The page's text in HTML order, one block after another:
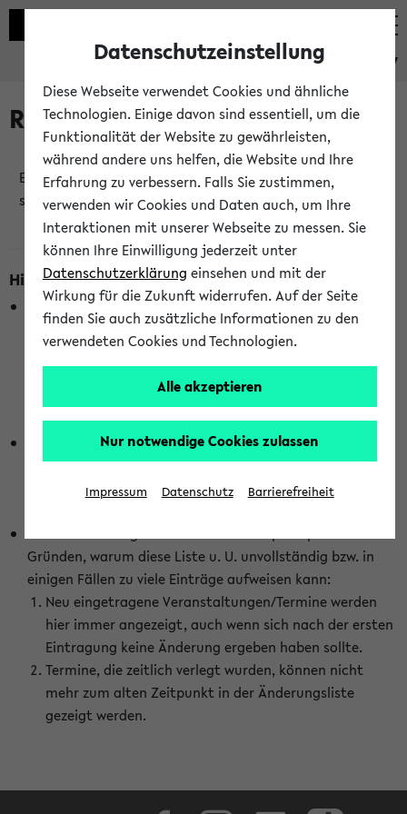
eKVV
Raumänderungen
Es wurden keine Raumänderungen an jetzt
stattfindenden Veranstaltungen gefunden!
Hinweise zur Liste der Raumänderungen
In dieser Liste werden nur Veranstaltungstermine
berücksichtigt, die gerade oder innerhalb der nächsten 2
Stunden stattfinden. Berücksichtigt werden nur Termine,
wurden. Die Anzeige ist semesterübergreifend und nicht
abhängig vom im eKVV gewählten Semester.
Die hier gezeigte Liste von Raumänderungen kann nur
vollständig sein, wenn den Fakultäten von den Lehrenden
die Änderungen zeitnah mitgeteilt und diese Änderungen
Gründen, warum diese Liste u. U. unvollständig bzw. in
einigen Fällen zu viele Einträge aufweisen kann:
Neu eingetragene Veranstaltungen/Termine werden
hier immer angezeigt, auch wenn sich nach der ersten
Eintragung keine Änderung ergeben haben sollte.
Termine, die zeitlich verlegt wurden, können nicht
mehr zum alten Zeitpunkt in der Änderungsliste
gezeigt werden.
Datenschutzeinstellung
Diese Webseite verwendet Cookies und ähnliche
Technologien. Einige davon sind essentiell, um die
Funktionalität der Website zu gewährleisten,
während andere uns helfen, die Website und Ihre
Erfahrung zu verbessern. Falls Sie zustimmen,
verwenden wir Cookies und Daten auch, um Ihre
Interaktionen mit unserer Webseite zu messen. Sie
können Ihre Einwilligung jederzeit unter
Datenschutzerklärung einsehen und mit der
Wirkung für die Zukunft widerrufen. Auf der Seite
finden Sie auch zusätzliche Informationen zu den
verwendeten Cookies und Technologien.
Alle akzeptieren
Nur notwendige Cookies zulassen
Impressum Datenschutz Barrierefreiheit